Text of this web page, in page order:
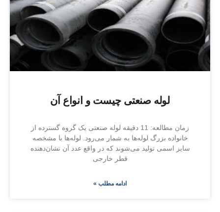
لوله صنعتی چیست و انواع آن
زمان مطالعه: 11 دقیقه لوله صنعتی یک گروه گسترده‌ از
خانواده بزرگ لوله‌ها به شمار می‌رود. لوله‌ها با مشخصه
سایز اسمی تولید می‌شوند که در واقع عدد آن نشان‌دهنده
قطر خارجی
ادامه مطلب »